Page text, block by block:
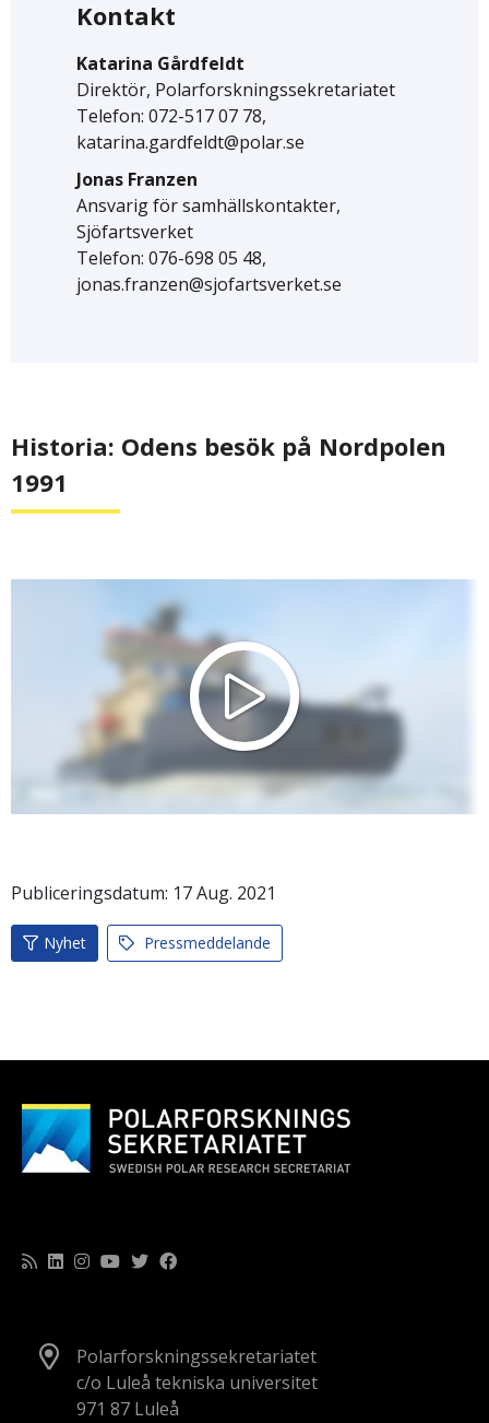
Kontakt
Katarina Gårdfeldt
Direktör, Polarforskningssekretariatet
Telefon: 072-517 07 78,
katarina.gardfeldt@polar.se
Jonas Franzen
Ansvarig för samhällskontakter,
Sjöfartsverket
Telefon: 076-698 05 48,
jonas.franzen@sjofartsverket.se
Historia: Odens besök på Nordpolen
1991
Publiceringsdatum: 17Aug. 2021
Nyhet Pressmeddelande
Polarforskningssekretariatet
c/o Luleå tekniska universitet
971 87 Luleå